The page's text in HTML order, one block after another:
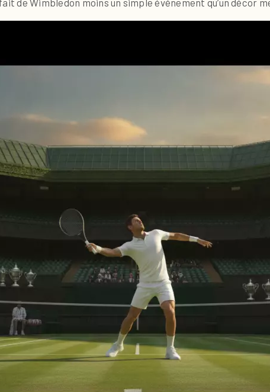
de Wimbledon moins un simple événement qu’un décor